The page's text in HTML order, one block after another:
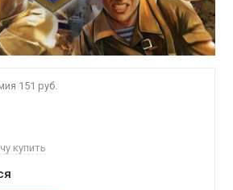
151 руб.
купить